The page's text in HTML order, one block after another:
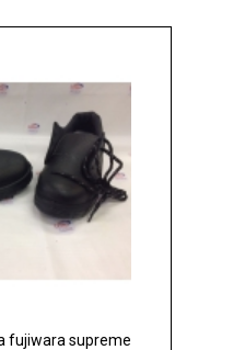
fujiwara supreme